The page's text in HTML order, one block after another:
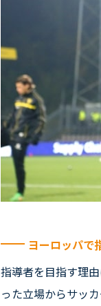
ヨーロッパで
指導者を目指す理
った立場からサッ